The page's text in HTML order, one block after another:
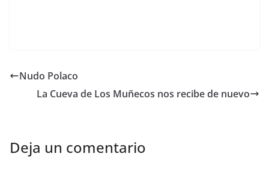
Nudo Polaco
La Cueva de Los Muñecos nos recibe de nuevo
Deja un comentario